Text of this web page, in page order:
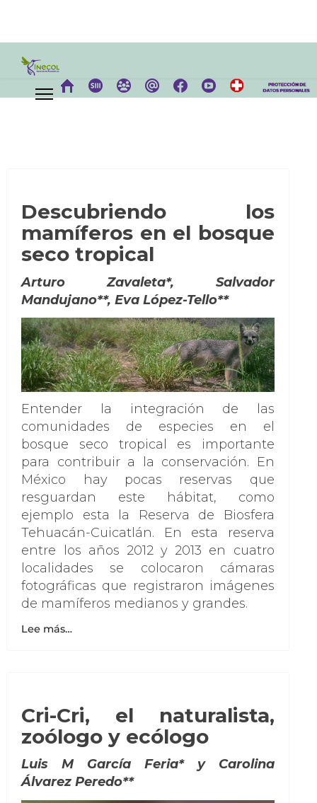
Descubriendo los
mamíferos en el bosque
seco tropical
Arturo Zavaleta*, Salvador
Mandujano**, Eva López-Tello**
Entender la integración de las
comunidades de especies en el
bosque seco tropical es importante
para contribuir a la conservación. En
México hay pocas reservas que
resguardan este hábitat, como
ejemplo esta la Reserva de Biosfera
Tehuacán-Cuicatlán. En esta reserva
entre los años 2012 y 2013 en cuatro
localidades se colocaron cámaras
fotográficas que registraron imágenes
de mamíferos medianos y grandes.
Lee más…
Cri-Cri, el naturalista,
zoólogo y ecólogo
Luis M García Feria* y Carolina
Álvarez Peredo**